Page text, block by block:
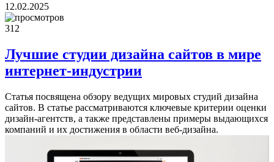
12.02.2025
312
Лучшие студии дизайна сайтов в мире
интернет-индустрии
Статья посвящена обзору ведущих мировых студий дизайна
сайтов. В статье рассматриваются ключевые критерии оценки
дизайн-агентств, а также представлены примеры выдающихся
компаний и их достижения в области веб-дизайна.